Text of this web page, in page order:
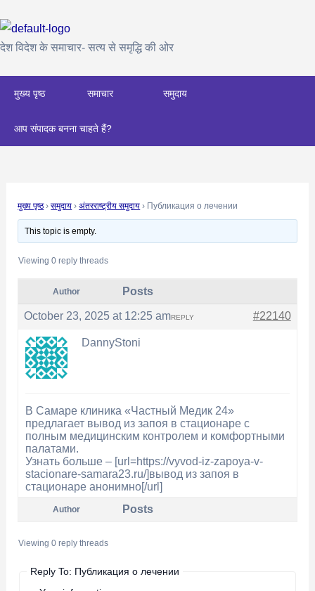
to
content
देश विदेश के समाचार- सत्य से समृद्धि की ओर
मुख्य पृष्ठ समाचार समुदाय
आप संपादक बनना चाहते हैं?
मुख्य पृष्ठ › समुदाय › अंतरराष्ट्रीय समुदाय › Публикация о лечении
This topic is empty.
Viewing 0 reply threads
Author Posts
October 23, 2025 at 12:25 am #22140
REPLY
DannyStoni
В Самаре клиника «Частный Медик 24»
предлагает вывод из запоя в стационаре с
полным медицинским контролем и комфортными
палатами.
Узнать больше – [url=https://vyvod-iz-zapoya-v-
stacionare-samara23.ru/]вывод из запоя в
стационаре анонимно[/url]
Author Posts
Viewing 0 reply threads
Reply To: Публикация о лечении
navigation